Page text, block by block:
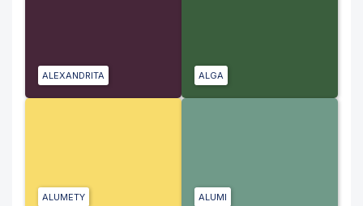
ALEXANDRITA ALGA
ALUMETY ALUMI